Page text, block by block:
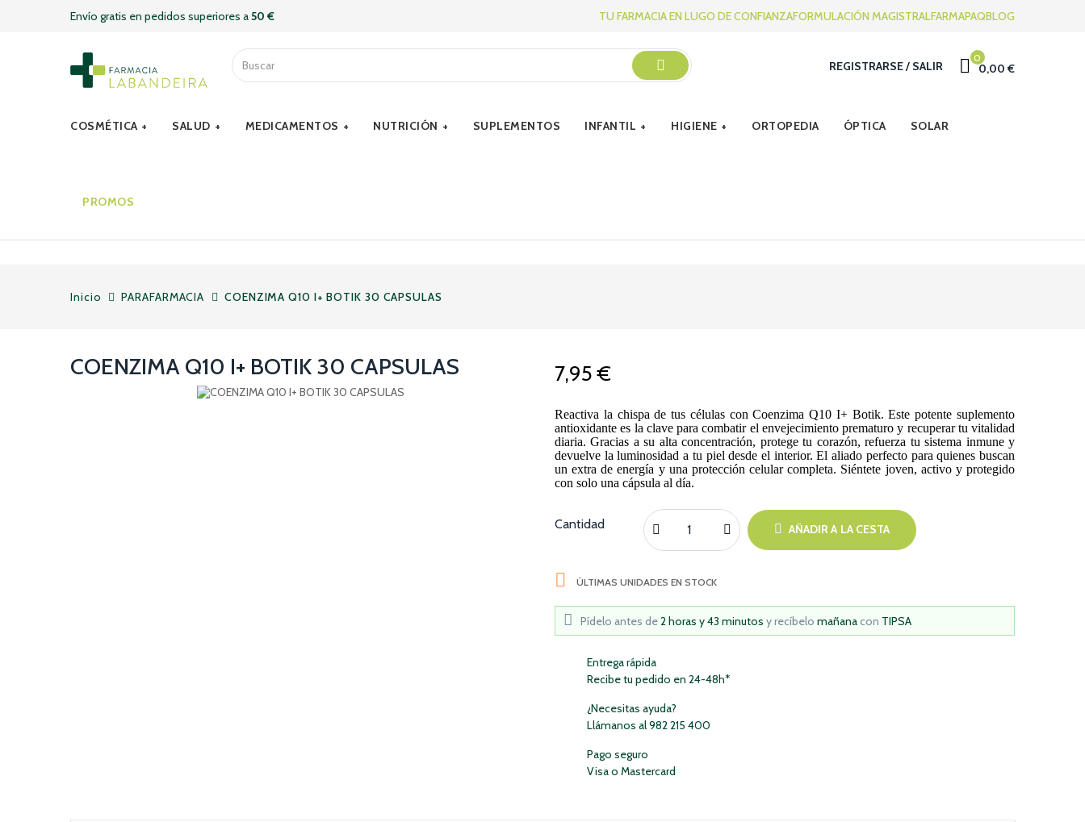
Envío gratis en pedidos superiores a50 € TU FARMACIA EN LUGO DE CONFIANZAFORMULACIÓN MAGISTRALFARMAPAQBLOG
REGISTRARSE/ SALIR
0
0,00 €
COSMÉTICA SALUD MEDICAMENTOS NUTRICIÓN SUPLEMENTOS INFANTIL HIGIENE ORTOPEDIA ÓPTICA SOLAR
PROMOS
Inicio PARAFARMACIA COENZIMA Q10 I+ BOTIK 30 CAPSULAS
COENZIMA Q10 I+ BOTIK 30 CAPSULAS 7,95 €
Reactiva la chispa de tus células con Coenzima Q10 I+ Botik. Este potente suplemento
antioxidante es la clave para combatir el envejecimiento prematuro y recuperar tu vitalidad
diaria. Gracias a su alta concentración, protege tu corazón, refuerza tu sistema inmune y
devuelve la luminosidad a tu piel desde el interior. El aliado perfecto para quienes buscan
un extra de energía y una protección celular completa. Siéntete joven, activo y protegido
con solo una cápsula al día.
Cantidad AÑADIR A LA CESTA
 ÚLTIMAS UNIDADES EN STOCK
Pídelo antes de2 horas y 43 minutos y recíbelo mañanacon TIPSA
Entrega rápida
Recibe tu pedido en 24-48h*
¿Necesitas ayuda?
Llámanos al 982 215 400
Pago seguro
Visa o Mastercard